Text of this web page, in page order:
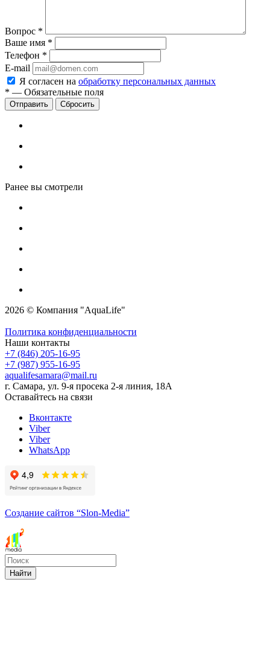
Вопрос *
Ваше имя *
Телефон *
E-mail
Я согласен на обработку персональных данных
* — Обязательные поля
Сбросить
Ранее вы смотрели
2026 © Компания "AquaLife"
Политика конфиденциальности
Наши контакты
+7 (846) 205-16-95
+7 (987) 955-16-95
aqualifesamara@mail.ru
г. Самара, ул. 9-я просека 2-я линия, 18А
Оставайтесь на связи
Вконтакте
Viber
Viber
WhatsApp
Создание сайтов “Slon-Media”
Найти